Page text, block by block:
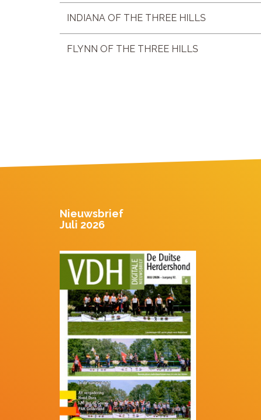
INDIANA OF THE THREE HILLS
FLYNN OF THE THREE HILLS
Nieuwsbrief
Juli 2026